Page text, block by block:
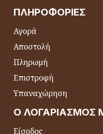
ΠΛΗΡΟΦΟΡΊΕΣ
Αγορά
Αποστολή
Πληρωμή
Επιστροφή
Υπαναχώρηση
Ο ΛΟΓΑΡΙΑΣΜΌΣ
Είσοδος